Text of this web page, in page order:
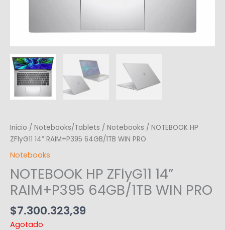
Inicio / Notebooks/Tablets / Notebooks / NOTEBOOK HP
ZFlyG11 14” RAIM+P395 64GB/1TB WIN PRO
Notebooks
NOTEBOOK HP ZFlyG11 14”
RAIM+P395 64GB/1TB WIN PRO
$7.300.323,39
Agotado